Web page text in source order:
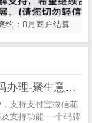
约：8月商户结算
工资社保断供，资
[置顶] 一码万户收款码办理-聚生意收款码办理
支持支付宝微信花
支持功能 一个码牌